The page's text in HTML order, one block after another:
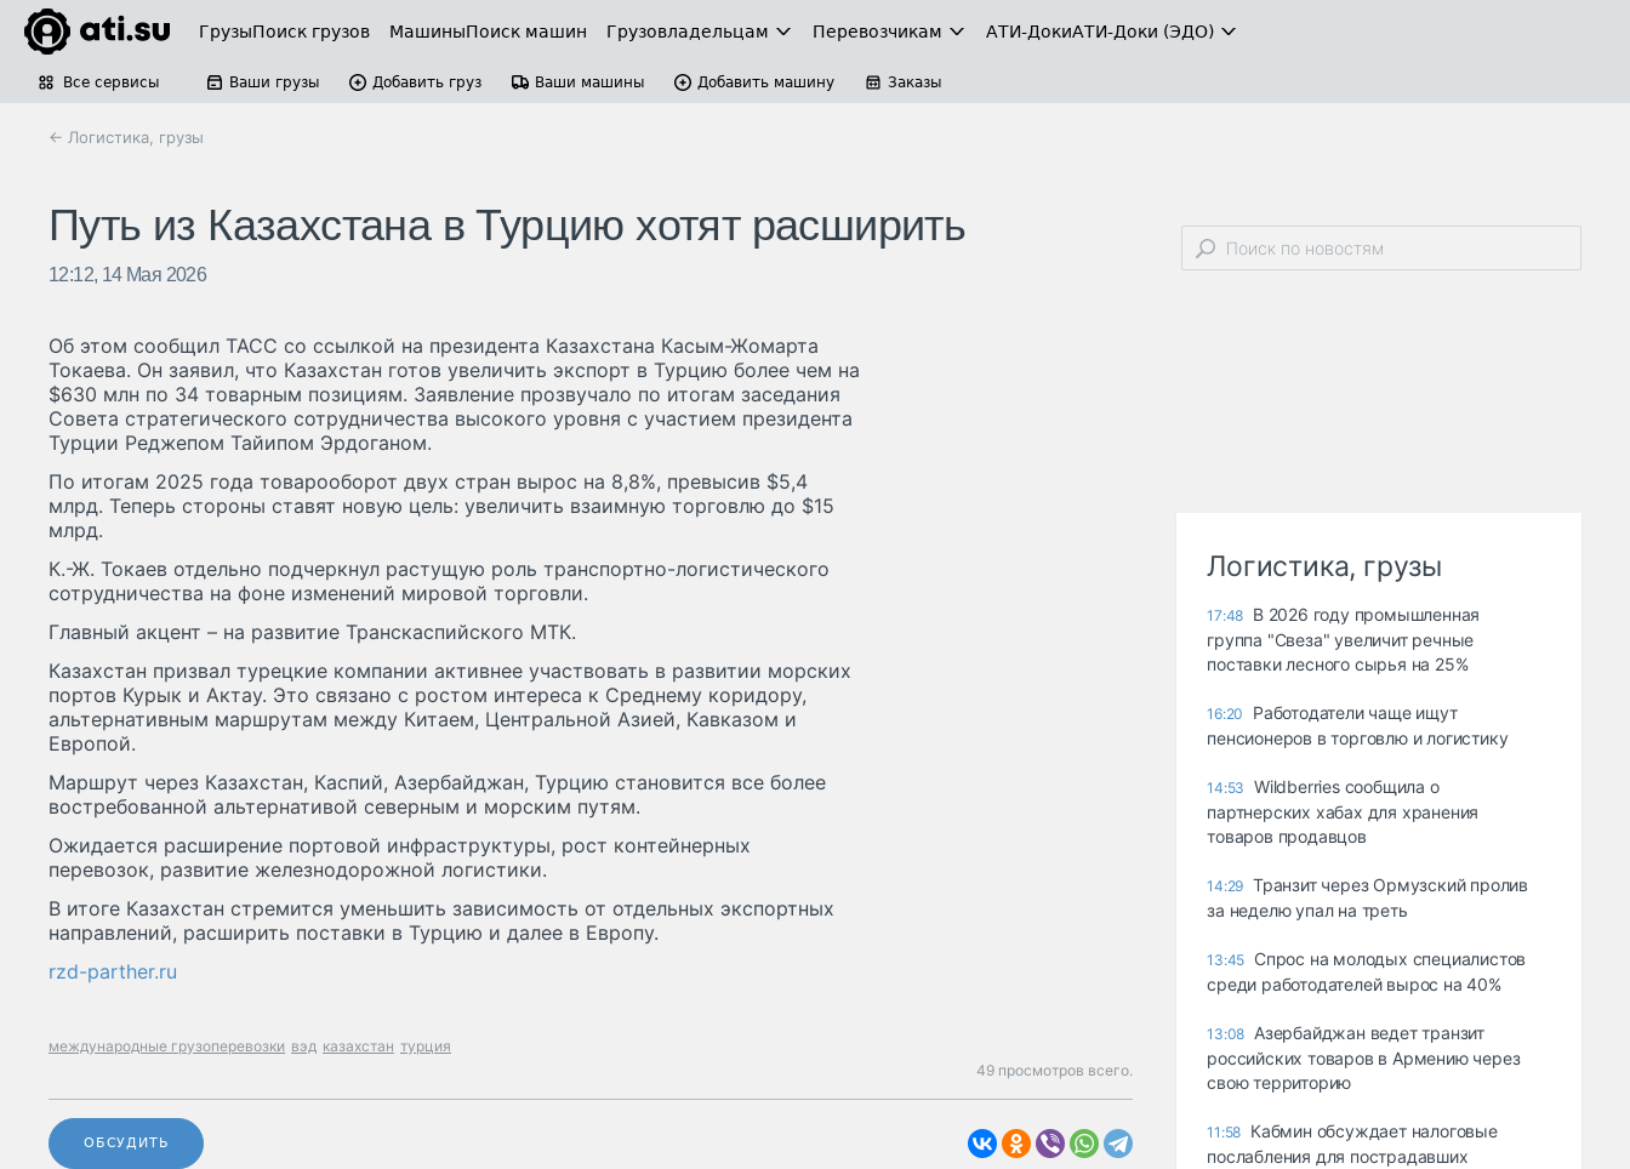
ГрузыПоиск грузов МашиныПоиск машин Грузовладельцам Перевозчикам АТИ-ДокиАТИ-Доки (ЭДО)
Все сервисы Ваши грузы Добавить груз Ваши машины Добавить машину Заказы
← Логистика, грузы
Путь из Казахстана в Турцию хотят расширить
12:12, 14 Мая 2026
Об этом сообщил ТАСС со ссылкой на президента Казахстана Касым-Жомарта
Токаева. Он заявил, что Казахстан готов увеличить экспорт в Турцию более чем на
$630 млн по 34 товарным позициям. Заявление прозвучало по итогам заседания
Совета стратегического сотрудничества высокого уровня с участием президента
Турции Реджепом Тайипом Эрдоганом.
По итогам 2025 года товарооборот двух стран вырос на 8,8%, превысив $5,4
млрд. Теперь стороны ставят новую цель: увеличить взаимную торговлю до $15
млрд.
К.-Ж. Токаев отдельно подчеркнул растущую роль транспортно-логистического
сотрудничества на фоне изменений мировой торговли.
Главный акцент – на развитие Транскаспийского МТК.
Казахстан призвал турецкие компании активнее участвовать в развитии морских
портов Курык и Актау. Это связано с ростом интереса к Среднему коридору,
альтернативным маршрутам между Китаем, Центральной Азией, Кавказом и
Европой.
Маршрут через Казахстан, Каспий, Азербайджан, Турцию становится все более
востребованной альтернативой северным и морским путям.
Ожидается расширение портовой инфраструктуры, рост контейнерных
перевозок, развитие железнодорожной логистики.
В итоге Казахстан стремится уменьшить зависимость от отдельных экспортных
направлений, расширить поставки в Турцию и далее в Европу.
rzd-parther.ru
международные грузоперевозки вэд казахстан турция
49 просмотров всего.
ОБСУДИТЬ
Логистика, грузы
17:48 В 2026 году промышленная
группа "Свеза" увеличит речные
поставки лесного сырья на 25%
16:20
Работодатели чаще ищут
пенсионеров в торговлю и логистику
14:53
Wildberries сообщила о
партнерских хабах для хранения
товаров продавцов
14:29 Транзит через Ормузский пролив
за неделю упал на треть
13:45 Спрос на молодых специалистов
среди работодателей вырос на 40%
13:08 Азербайджан ведет транзит
российских товаров в Армению через
свою территорию
11:58 Кабмин обсуждает налоговые
послабления для пострадавших